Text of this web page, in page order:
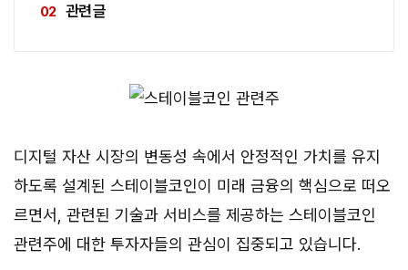
관련 글
디지털 자산 시장의 변동성 속에서 안정적인 가치를 유지
하도록 설계된 스테이블코인이 미래 금융의 핵심으로 떠오
르면서, 관련된 기술과 서비스를 제공하는 스테이블코인
관련주에 대한 투자자들의 관심이 집중되고 있습니다.